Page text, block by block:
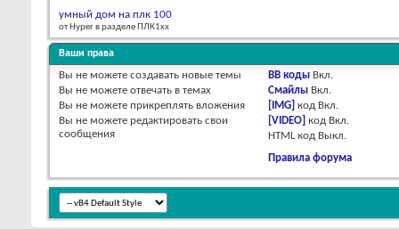
умный дом на плк 100
от Hyper в разделе ПЛК1хх
Ваши права
Вы не можете создавать новые темы
Вы не можете отвечать в темах
Вы не можете прикреплять вложения
Вы не можете редактировать свои
сообщения
BB коды Вкл.
Смайлы Вкл.
[IMG] код Вкл.
[VIDEO] код Вкл.
HTML код Выкл.
Правила форума